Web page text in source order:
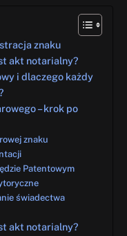
znaku
akt notarialny?
i dlaczego każdy
– krok po
znaku
Patentowym
świadectwa
akt notarialny?